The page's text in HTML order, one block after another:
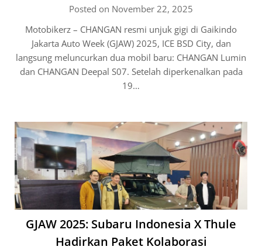
Posted on November 22, 2025
Motobikerz – CHANGAN resmi unjuk gigi di Gaikindo
Jakarta Auto Week (GJAW) 2025, ICE BSD City, dan
langsung meluncurkan dua mobil baru: CHANGAN Lumin
dan CHANGAN Deepal S07. Setelah diperkenalkan pada
19…
GJAW 2025: Subaru Indonesia X Thule
Hadirkan Paket Kolaborasi